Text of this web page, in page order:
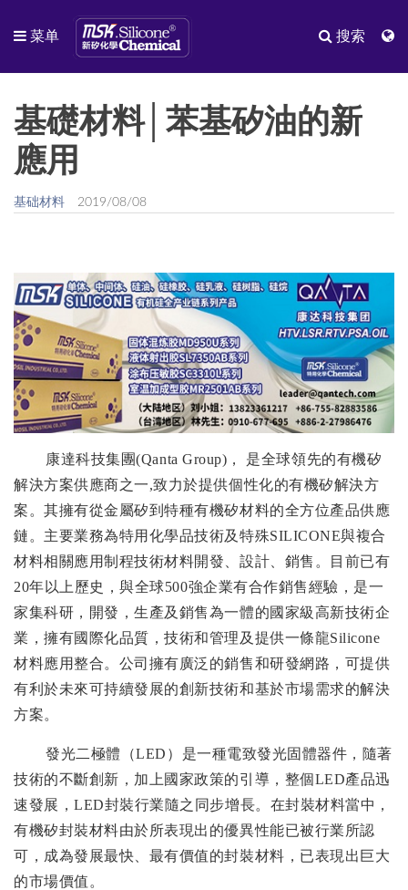
菜单 搜索
基礎材料│苯基矽油的新
應用
基础材料 2019/08/08
康達科技集團(Qanta Group) ， 是全球領先的有機矽
解決方案供應商之一,致力於提供個性化的有機矽解決方
案。其擁有從金屬矽到特種有機矽材料的全方位產品供應
鏈。主要業務為特用化學品技術及特殊SILICONE與複合
材料相關應用制程技術材料開發、設計、銷售。目前已有
20年以上歷史，與全球500強企業有合作銷售經驗，是一
家集科研，開發，生產及銷售為一體的國家級高新技術企
業，擁有國際化品質，技術和管理及提供一條龍Silicone
材料應用整合。公司擁有廣泛的銷售和研發網路，可提供
有利於未來可持續發展的創新技術和基於市場需求的解決
方案。
發光二極體（LED ）是一種電致發光固體器件，隨著
技術的不斷創新，加上國家政策的引導，整個LED產品迅
速發展，LED封裝行業隨之同步增長。在封裝材料當中，
有機矽封裝材料由於所表現出的優異性能已被行業所認
可，成為發展最快、最有價值的封裝材料，已表現出巨大
的市場價值。